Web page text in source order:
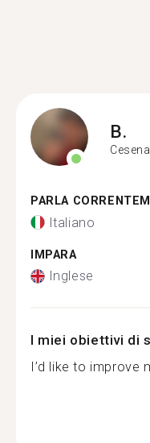
B.
Cesena
PARLA
Italiano
IMPARA
Inglese
I miei obiettivi di
I’d like to improve